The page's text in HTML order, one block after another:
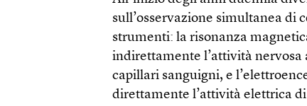
sull’osservazione simultanea di
strumenti: la risonanza
indirettamente l’attività nervosa
capillari sanguigni, e
direttamente l’attività elettrica